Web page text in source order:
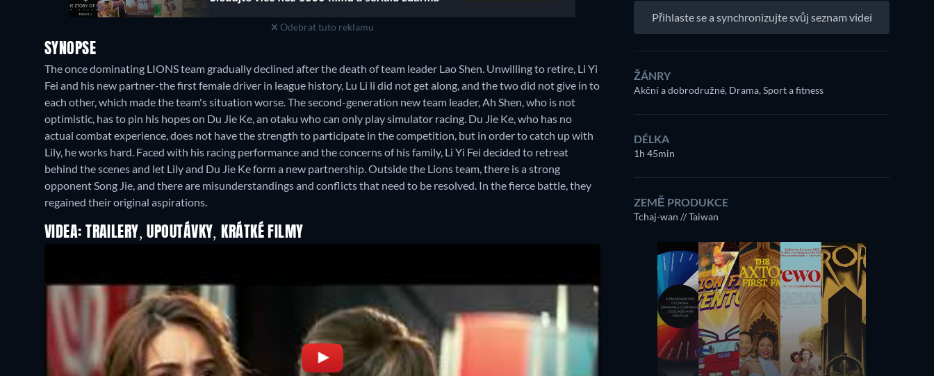
Odebrat tuto reklamu
SYNOPSE
The once dominating LIONS team gradually declined after the death of team leader Lao Shen. Unwilling to retire, Li Yi
Fei and his new partner-the first female driver in league history, Lu Li li did not get along, and the two did not give in to
each other, which made the team's situation worse. The second-generation new team leader, Ah Shen, who is not
optimistic, has to pin his hopes on Du Jie Ke, an otaku who can only play simulator racing. Du Jie Ke, who has no
actual combat experience, does not have the strength to participate in the competition, but in order to catch up with
Lily, he works hard. Faced with his racing performance and the concerns of his family, Li Yi Fei decided to retreat
behind the scenes and let Lily and Du Jie Ke form a new partnership. Outside the Lions team, there is a strong
opponent Song Jie, and there are misunderstandings and conflicts that need to be resolved. In the fierce battle, they
regained their original aspirations.
VIDEA: TRAILERY, UPOUTÁVKY, KRÁTKÉ FILMY
Přihlaste se a synchronizujte svůj seznam videí
ŽÁNRY
Akční a dobrodružné, Drama, Sport a fitness
DÉLKA
1h 45min
ZEMĚ PRODUKCE
Tchaj-wan // Taiwan